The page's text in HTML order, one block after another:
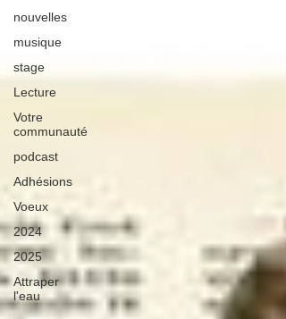
nouvelles
musique
stage
Lecture
Votre
communauté
podcast
Adhésions
Voeux
2024
2025
Attraper
l'eau